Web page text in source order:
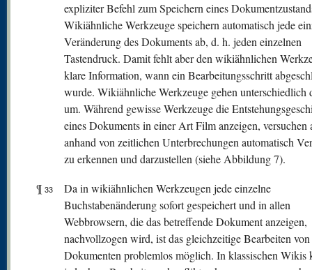
expliziter Befehl zum Speichern eines
Wikiähnliche Werkzeuge speichern automatisch jede
Veränderung des Dokuments ab, d. h. jeden einzelnen
Tastendruck. Damit fehlt aber den wikiähnlichen
klare Information, wann ein Bearbeitungsschritt
wurde. Wikiähnliche Werkzeuge gehen unterschiedlich
um. Während gewisse Werkzeuge die
eines Dokuments in einer Art Film anzeigen, versuchen
anhand von zeitlichen Unterbrechungen automatisch
zu erkennen und darzustellen (siehe Abbildung 7).
¶ 33
Da in wikiähnlichen Werkzeugen jede einzelne
Buchstabenänderung sofort gespeichert und in allen
Webbrowsern, die das betreffende Dokument anzeigen,
nachvollzogen wird, ist das gleichzeitige Bearbeiten von
Dokumenten problemlos möglich. In klassischen Wikis